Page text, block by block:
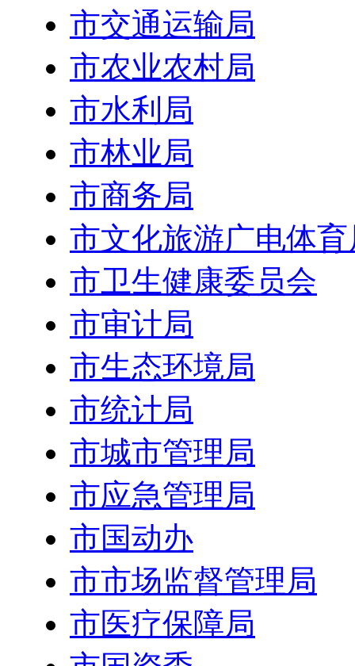
市交通运输局
市农业农村局
市水利局
市林业局
市商务局
市文化旅游广电体育
市卫生健康委员会
市审计局
市生态环境局
市统计局
市城市管理局
市应急管理局
市国动办
市市场监督管理局
市医疗保障局